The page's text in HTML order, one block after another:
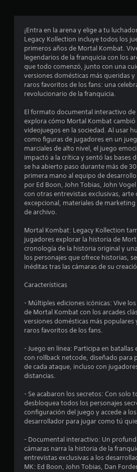
¡Entra en la arena y elige a tu
Legacy Kollection incluye todos los
primeros años de Mortal Kombat.
legendarios de la franquicia con los
que todo comenzó, junto con una
versiones domésticas más queridas
raros favoritos de los fans: una
revolucionario de la franquicia.
El formato documental interactivo de
explora cómo Mortal Kombat cambió
videojuegos en la sociedad. Al usar
como figuras de jugadores en un
marciales de alto nivel, el juego
impactó a la crítica y sentó las bases
se ha abierto paso durante más de
primera mano al equipo de
por Ed Boon, John Tobias, John
con otras entrevistas exclusivas, arte
excepcional, materiales de
de archivo.
Mortal Kombat: Legacy Kollection
jugadores explorar la historia de
cronología de la historia original y
los personajes que ofrece historias,
inéditas tras las cámaras de su
Características
- Múltiples ediciones icónicas: Vive
de Mortal Kombat con los arcades
versiones domésticas más populares
raros favoritos de los fans.
- Juego en línea: Participa en batallas
con rollback netcode, diseñado para
de cada ataque, incluso con
distancias.
- Se acabaron los secretos: Con solo
desbloquea todos los personajes
configuración del juego y accede a
desarrollador para jugar como tú
- Documental interactivo: Un
cámaras narra la historia de la
entrevistas exclusivas a los
MK: Ed Boon, John Tobias, Dan